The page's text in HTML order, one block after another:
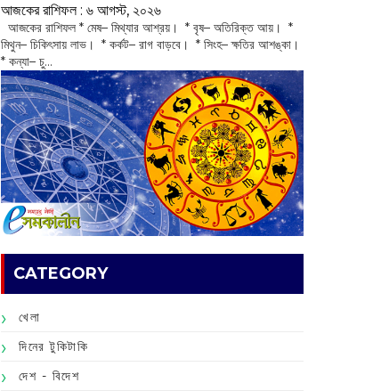
আজকের রাশিফল :‌ ‌‌৬ আগস্ট, ২০২৬
‌ আজকের রাশিফল * মেষ– মিথ্যার আশ্রয়। * বৃষ– অতিরিক্ত আয়। *
মিথুন– চিকিৎসায় লাভ। * কর্কট– রাগ বাড়বে। * সিংহ– ক্ষতির আশঙ্কা।
* কন্যা– চু...
CATEGORY
খেলা
দিনের টুকিটাকি
দেশ - বিদেশ